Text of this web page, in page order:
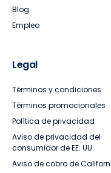
Blog
Empleo
Legal
Términos y condiciones
Términos promocionales
Política de privacidad
Aviso de privacidad del
consumidor de EE. UU.
Aviso de cobro de